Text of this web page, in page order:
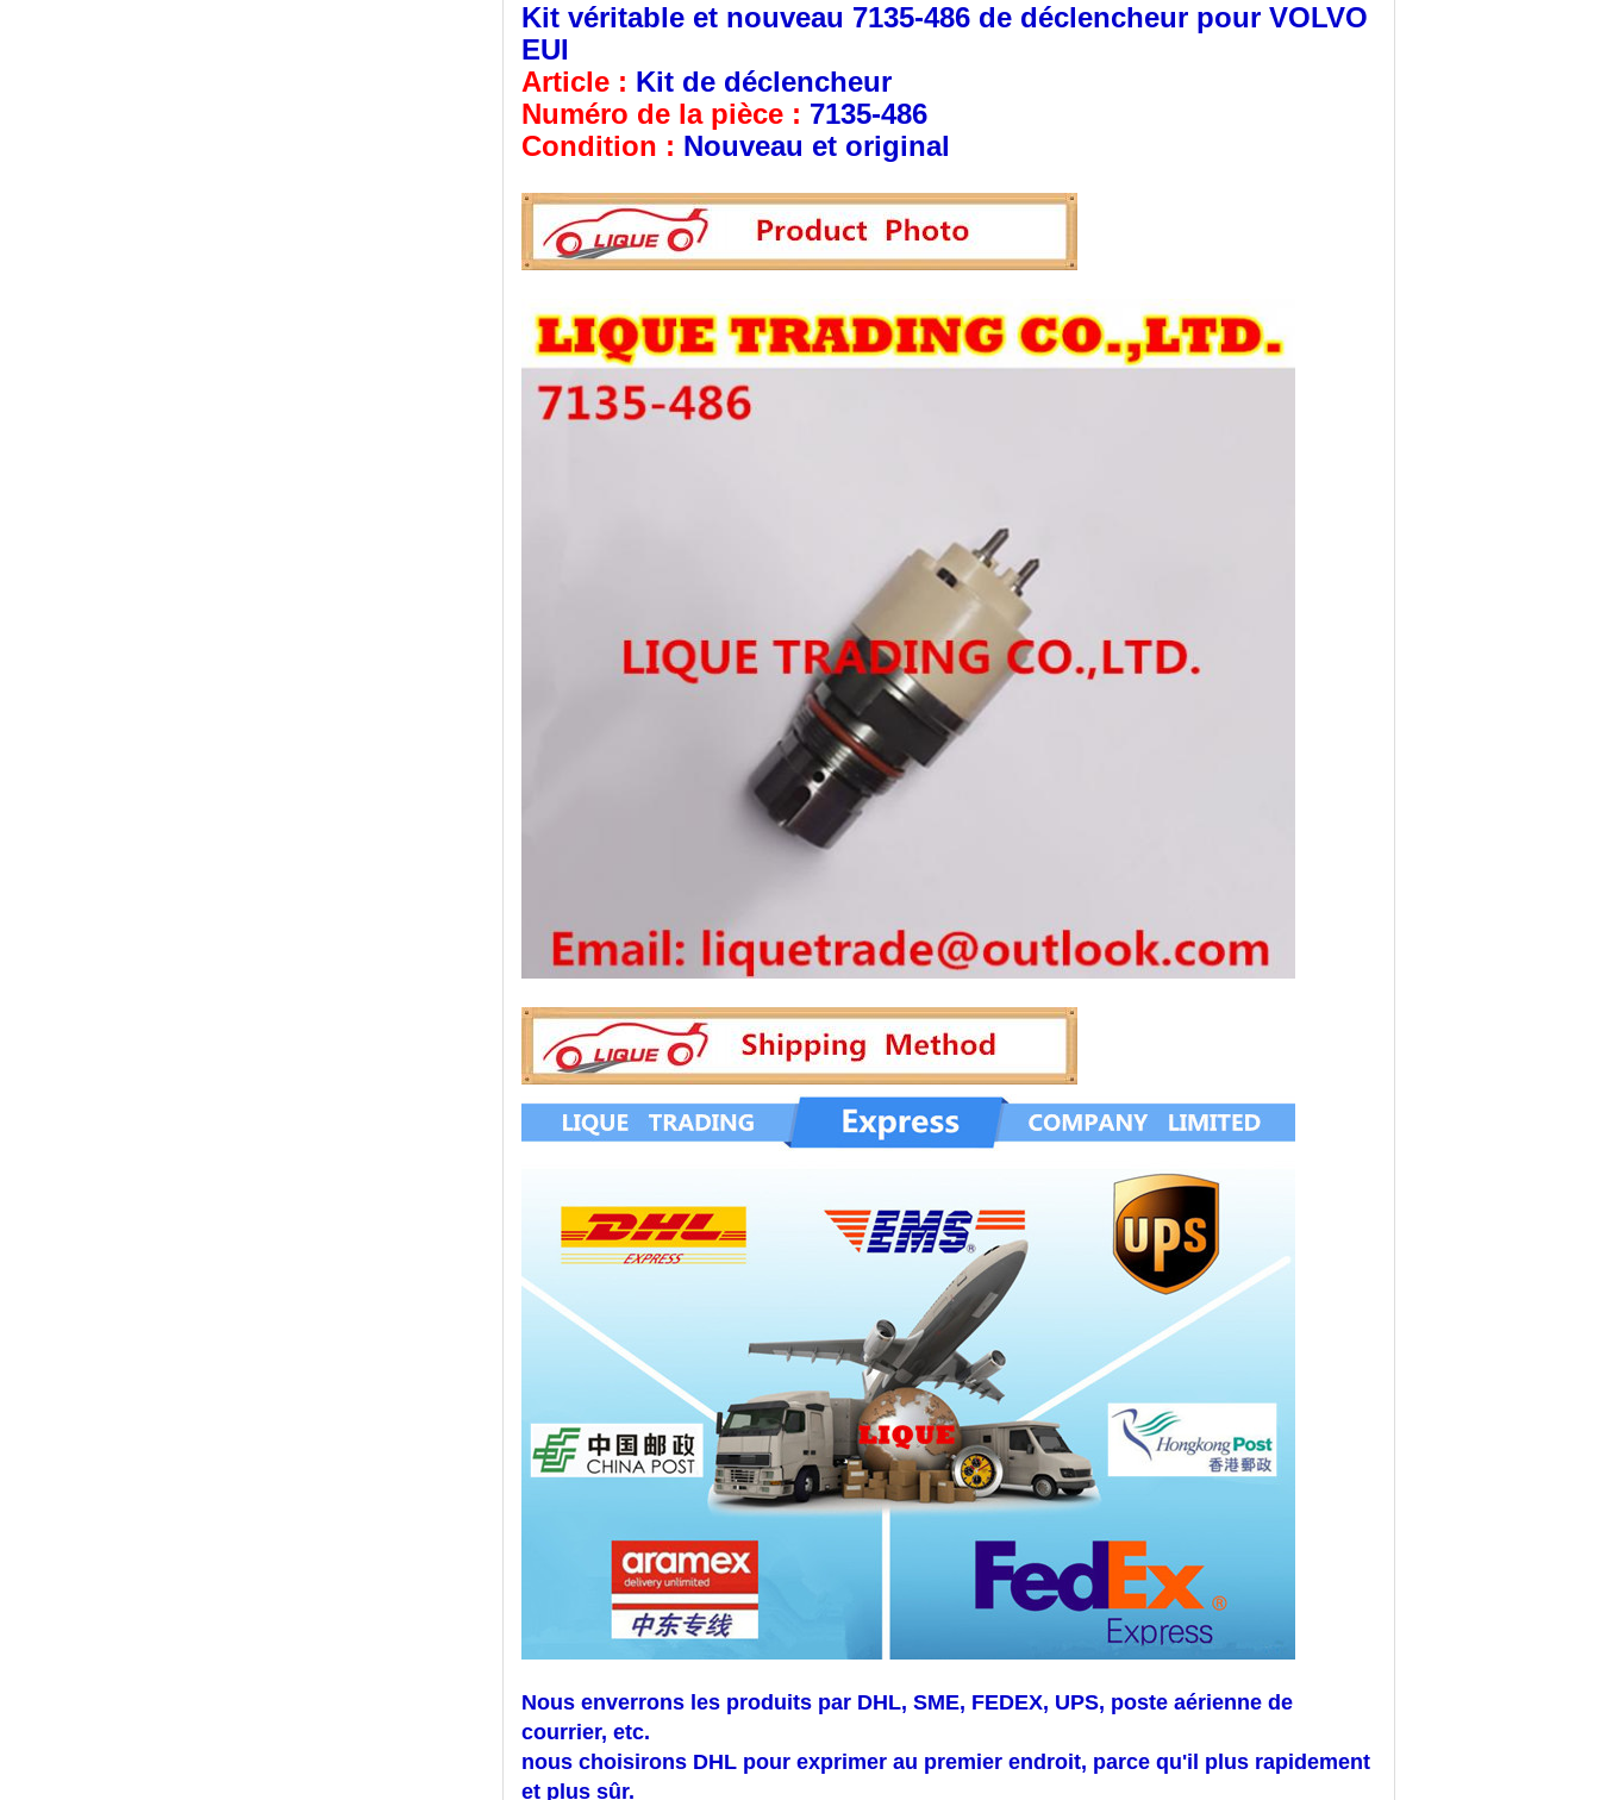
Kit véritable et nouveau 7135-486 de déclencheur pour VOLVO
EUI
Article : Kit de déclencheur
Numéro de la pièce : 7135-486
Condition : Nouveau et original
Nous enverrons les produits par DHL, SME, FEDEX, UPS, poste aérienne de
courrier, etc.
nous choisirons DHL pour exprimer au premier endroit, parce qu'il plus rapidement
et plus sûr.